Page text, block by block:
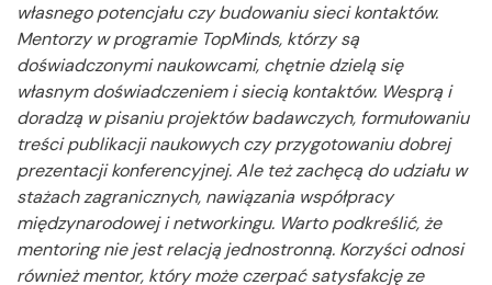
własnego potencjału czy budowaniu sieci kontaktów.
Mentorzy w programie TopMinds, którzy są
doświadczonymi naukowcami, chętnie dzielą się
własnym doświadczeniem i siecią kontaktów. Wesprą i
doradzą w pisaniu projektów badawczych, formułowaniu
treści publikacji naukowych czy przygotowaniu dobrej
prezentacji konferencyjnej. Ale też zachęcą do udziału w
stażach zagranicznych, nawiązania współpracy
międzynarodowej i networkingu. Warto podkreślić, że
mentoring nie jest relacją jednostronną. Korzyści odnosi
również mentor, który może czerpać satysfakcję ze